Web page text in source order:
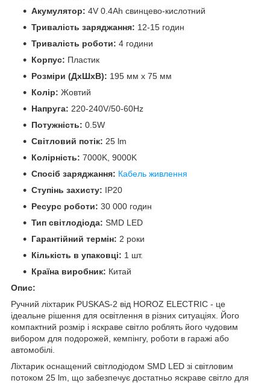
Акумулятор: 4V 0.4Ah свинцево-кислотний
Тривалість заряджання: 12-15 годин
Тривалість роботи: 4 години
Корпус: Пластик
Розміри (ДхШхВ): 195 мм x 75 мм
Колір: Жовтий
Напруга: 220-240V/50-60Hz
Потужність: 0.5W
Світловий потік: 25 lm
Колірність: 7000K, 9000K
Спосіб заряджання: Кабель живлення
Ступінь захисту: IP20
Ресурс роботи: 30 000 годин
Тип світлодіода: SMD LED
Гарантійний термін: 2 роки
Кількість в упаковці: 1 шт.
Країна виробник: Китай
Опис:
Ручний ліхтарик PUSKAS-2 від HOROZ ELECTRIC - це
ідеальне рішення для освітлення в різних ситуаціях. Його
компактний розмір і яскраве світло роблять його чудовим
вибором для подорожей, кемпінгу, роботи в гаражі або
автомобілі.
Ліхтарик оснащений світлодіодом SMD LED зі світловим
потоком 25 lm, що забезпечує достатньо яскраве світло для